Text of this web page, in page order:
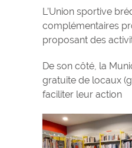
L’Union sportive
complémentaires
proposant des
De son côté, la
gratuite de locaux
faciliter leur action